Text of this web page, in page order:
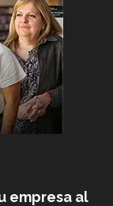
empresa al